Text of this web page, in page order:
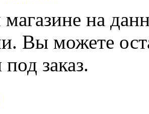
на
Вы можете
заказ.